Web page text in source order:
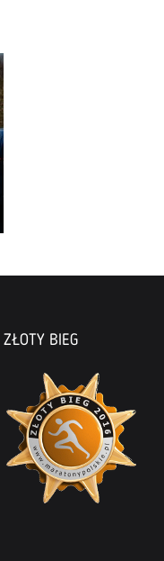
ZŁOTY BIEG